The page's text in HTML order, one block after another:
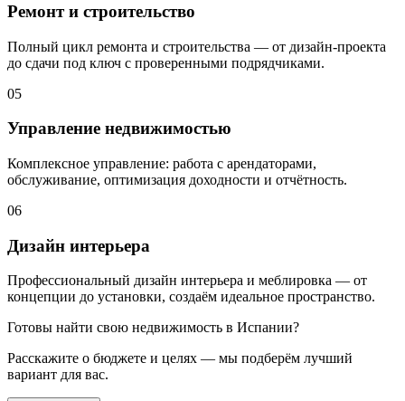
Ремонт и строительство
Полный цикл ремонта и строительства — от дизайн-проекта
до сдачи под ключ с проверенными подрядчиками.
05
Управление недвижимостью
Комплексное управление: работа с арендаторами,
обслуживание, оптимизация доходности и отчётность.
06
Дизайн интерьера
Профессиональный дизайн интерьера и меблировка — от
концепции до установки, создаём идеальное пространство.
Готовы найти свою недвижимость в Испании?
Расскажите о бюджете и целях — мы подберём лучший
вариант для вас.